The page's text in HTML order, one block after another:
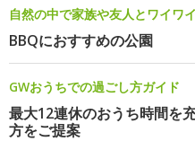
自然の中で家族や友人とワイワ
BBQにおすすめの公園
GWおうちでの過ごし方ガイド
最大12連休のおうち時間を
方をご提案